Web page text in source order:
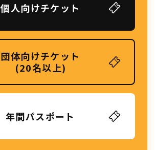
個人向けチケット
団体向けチケット
(20名以上)
年間パスポート